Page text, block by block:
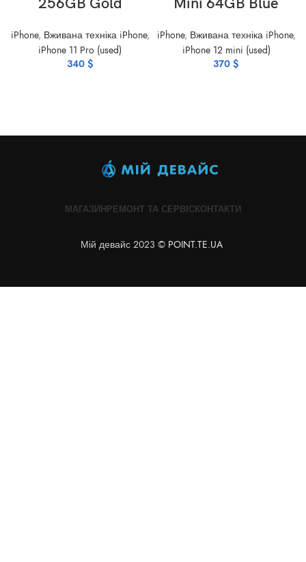
256GB Gold
iPhone, Вживана техніка iPhone,
iPhone 11 Pro (used)
340 $
Mini 64GB Blue
iPhone, Вживана техніка iPhone,
iPhone 12 mini (used)
370 $
МАГАЗИНРЕМОНТ ТА СЕРВІСКОНТАКТИ
Мій девайс 2023 © POINT.TE.UA